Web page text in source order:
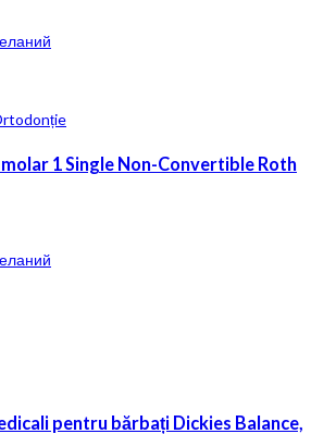
1 Single Non-Convertible Roth
pentru bărbați Dickies Balance,